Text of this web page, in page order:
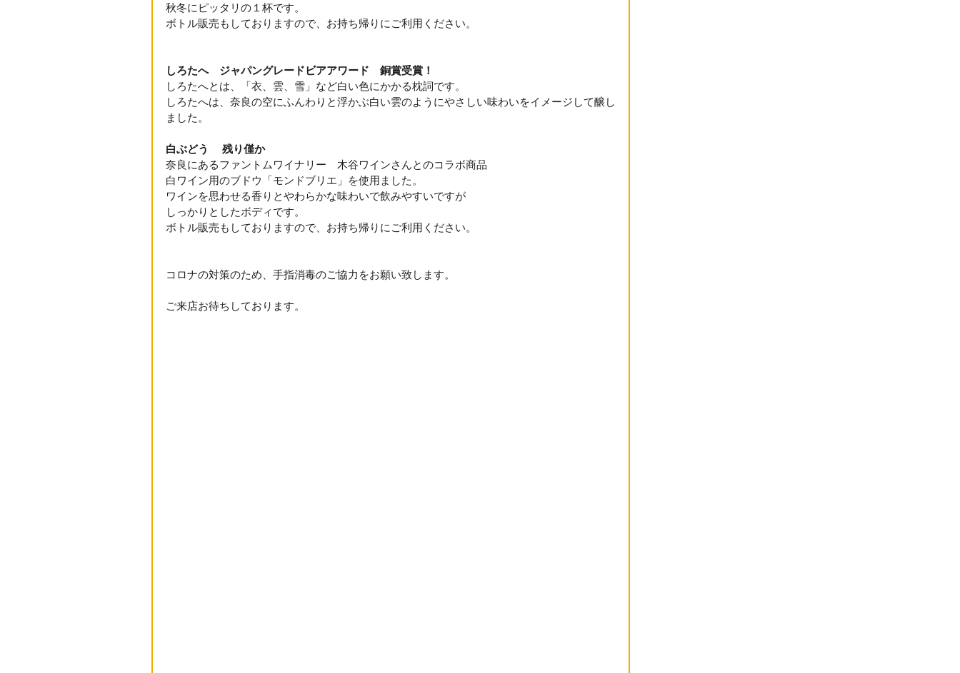
秋冬にピッタリの１杯です。
ボトル販売もしておりますので、お持ち帰りにご利用ください。
しろたへ　ジャパングレードビアアワード　銅賞受賞！
しろたへとは、「衣、雲、雪」など白い色にかかる枕詞です。
しろたへは、奈良の空にふんわりと浮かぶ白い雲のようにやさしい味わいをイメージして醸し
ました。
白ぶどう
残り僅か
奈良にあるファントムワイナリー　木谷ワインさんとのコラボ商品
白ワイン用のブドウ「モンドブリエ」を使用ました。
ワインを思わせる香りとやわらかな味わいで飲みやすいですが
しっかりとしたボディです。
ボトル販売もしておりますので、お持ち帰りにご利用ください。
コロナの対策のため、手指消毒のご協力をお願い致します。
ご来店お待ちしております。